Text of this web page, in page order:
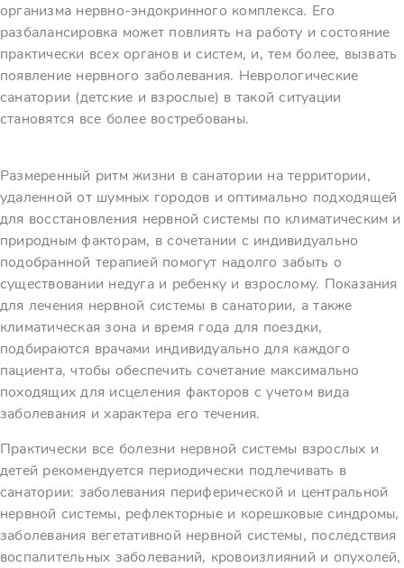
организма нервно-эндокринного комплекса. Его
разбалансировка может повлиять на работу и состояние
практически всех органов и систем, и, тем более, вызвать
появление нервного заболевания. Неврологические
санатории (детские и взрослые) в такой ситуации
становятся все более востребованы.
Размеренный ритм жизни в санатории на территории,
удаленной от шумных городов и оптимально подходящей
для восстановления нервной системы по климатическим и
природным факторам, в сочетании с индивидуально
подобранной терапией помогут надолго забыть о
существовании недуга и ребенку и взрослому. Показания
для лечения нервной системы в санатории, а также
климатическая зона и время года для поездки,
подбираются врачами индивидуально для каждого
пациента, чтобы обеспечить сочетание максимально
походящих для исцеления факторов с учетом вида
заболевания и характера его течения.
Практически все болезни нервной системы взрослых и
детей рекомендуется периодически подлечивать в
санатории: заболевания периферической и центральной
нервной системы, рефлекторные и корешковые синдромы,
заболевания вегетативной нервной системы, последствия
воспалительных заболеваний, кровоизлияний и опухолей,